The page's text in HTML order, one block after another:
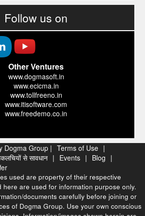
Follow us on
Other Ventures
www.dogmasoft.in
www.ecicma.in
www.tollfreeno.in
www.itisoftware.com
www.freedemo.co.in
Dogma Group | Terms of Use |
से सावधान | Events | Blog |
used are property of their respective
here are used for information purpose only.
documents carefully before joining or
of Dogma Group. Use your own conscious